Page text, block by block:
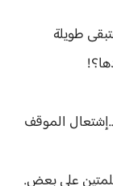
طويلة
الموقف
على بعض.